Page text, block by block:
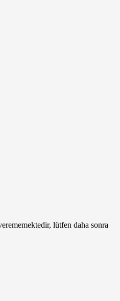
lütfen daha sonra